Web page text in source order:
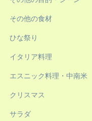
その他の食材
ひな祭り
イタリア料理
エスニック料理・中南米
クリスマス
サラダ